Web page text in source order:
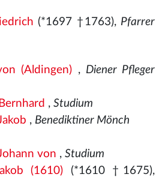
(*1697 †1763), Pfarrer
(Aldingen) , Diener Pfleger
, Studium
, Benediktiner Mönch
von , Studium
(1610) (*1610 †1675),